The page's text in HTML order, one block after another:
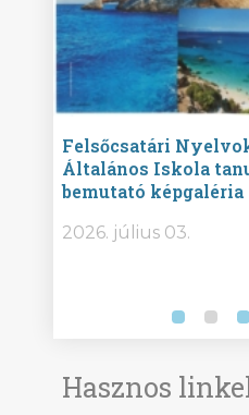
Felsőcsatári
Általános Iskola
bemutató képgaléria
2026. július 03.
Hasznos